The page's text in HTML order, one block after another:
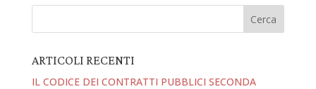
ARTICOLI RECENTI
IL CODICE DEI CONTRATTI PUBBLICI SECONDA